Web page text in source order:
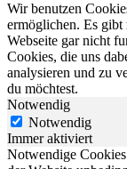
Wir benutzen
ermöglichen. Es
Webseite gar nicht
Cookies, die uns
analysieren und zu
du möchtest.
Notwendig
Notwendig
Immer aktiviert
Notwendige